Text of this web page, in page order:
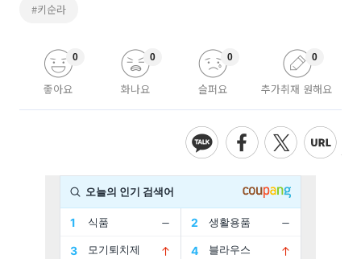
#키순라
좋아요
0
화나요
0
슬퍼요
0
추가취재 원해요
0